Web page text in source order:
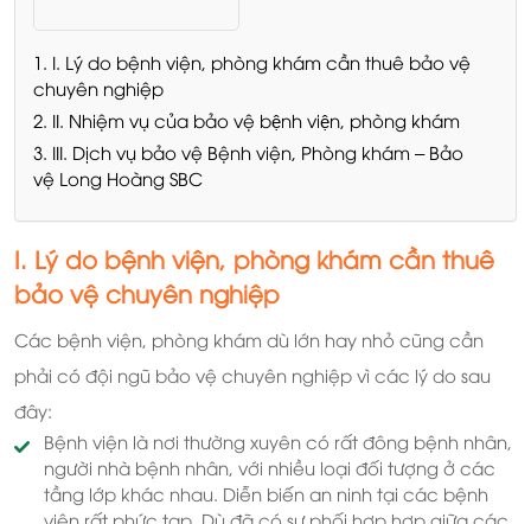
1. I. Lý do bệnh viện, phòng khám cần thuê bảo vệ
chuyên nghiệp
2. II. Nhiệm vụ của bảo vệ bệnh viện, phòng khám
3. III. Dịch vụ bảo vệ Bệnh viện, Phòng khám – Bảo
vệ Long Hoàng SBC
I. Lý do bệnh viện, phòng khám cần thuê
bảo vệ chuyên nghiệp
Các bệnh viện, phòng khám dù lớn hay nhỏ cũng cần
phải có đội ngũ bảo vệ chuyên nghiệp vì các lý do sau
đây:
Bệnh viện là nơi thường xuyên có rất đông bệnh nhân,
người nhà bệnh nhân, với nhiều loại đối tượng ở các
tầng lớp khác nhau. Diễn biến an ninh tại các bệnh